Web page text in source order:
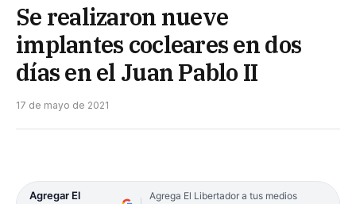
Se realizaron nueve
implantes cocleares en dos
días en el Juan Pablo II
17 de mayo de 2021
Agregar El
Agrega El Libertador a tus medios